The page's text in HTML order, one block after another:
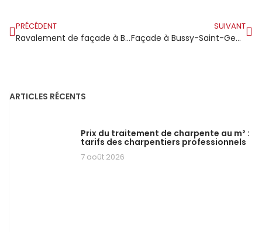
PRÉCÉDENT
Ravalement de façade à Brie-Comte-Robert : entre histoire médiévale et habitat moderne le soin de l’extérieur fait le lien
SUIVANT
Façade à Bussy-Saint-Georges : quand les constructions récentes commencent elles aussi à montrer des signes de fatigue
ARTICLES RÉCENTS
Prix du traitement de charpente au m² :
tarifs des charpentiers professionnels
7 août 2026